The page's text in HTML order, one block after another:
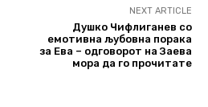
NEXT ARTICLE
Душко Чифлиганев со
емотивна љубовна порака
за Ева – одговорот на Заева
мора да го прочитате